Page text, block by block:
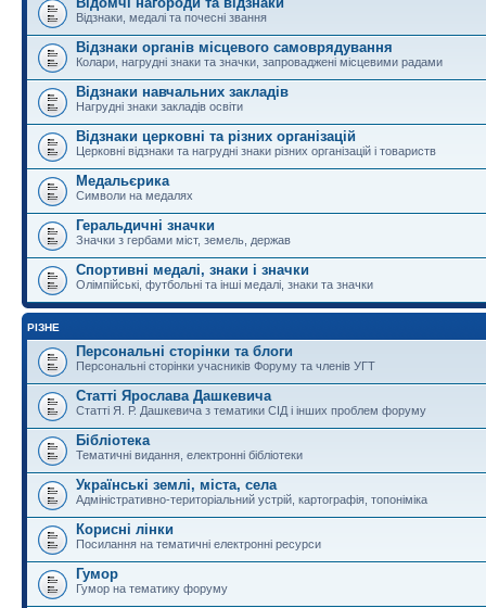
Відзнаки, медалі та почесні звання
Відзнаки органів місцевого самоврядування
Колари, нагрудні знаки та значки, запроваджені місцевими радами
Відзнаки навчальних закладів
Нагрудні знаки закладів освіти
Відзнаки церковні та різних організацій
Церковні відзнаки та нагрудні знаки різних організацій і товариств
Медальєрика
Символи на медалях
Геральдичні значки
Значки з гербами міст, земель, держав
Спортивні медалі, знаки і значки
Олімпійські, футбольні та інші медалі, знаки та значки
РІЗНЕ
Персональні сторінки та блоги
Персональні сторінки учасників Форуму та членів УГТ
Статті Ярослава Дашкевича
Статті Я. Р. Дашкевича з тематики СІД і інших проблем форуму
Бібліотека
Тематичні видання, електронні бібліотеки
Українські землі, міста, села
Адміністративно-територіальний устрій, картографія, топоніміка
Корисні лінки
Посилання на тематичні електронні ресурси
Гумор
Гумор на тематику форуму